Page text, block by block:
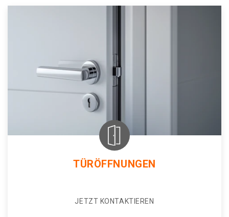
TÜRÖFFNUNGEN
JETZT KONTAKTIEREN